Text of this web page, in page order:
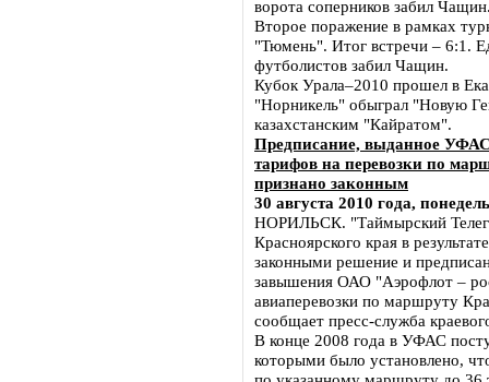
ворота соперников забил
Второе поражение в рамках
"Тюмень". Итог встречи – 6:1.
футболистов забил Чащин.
Кубок Урала–2010 прошел в
"Норникель" обыграл "Новую
казахстанским "Кайратом".
Предписание, выданное
тарифов на перевозки по
признано законным
30 августа 2010 года,
НОРИЛЬСК. "Таймырский
Красноярского края в
законными решение и
завышения ОАО "Аэрофлот –
авиаперевозки по маршруту
сообщает пресс-служба
В конце 2008 года в УФАС
которыми было установлено,